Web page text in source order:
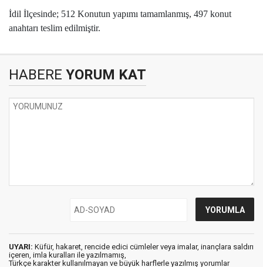
İdil İlçesinde; 512 Konutun yapımı tamamlanmış, 497 konut
anahtarı teslim edilmiştir.
HABERE YORUM KAT
UYARI: Küfür, hakaret, rencide edici cümleler veya imalar, inançlara saldırı
içeren, imla kuralları ile yazılmamış,
Türkçe karakter kullanılmayan ve büyük harflerle yazılmış yorumlar